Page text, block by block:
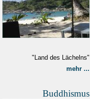
"Land des Lächelns"
mehr ...
Buddhismus